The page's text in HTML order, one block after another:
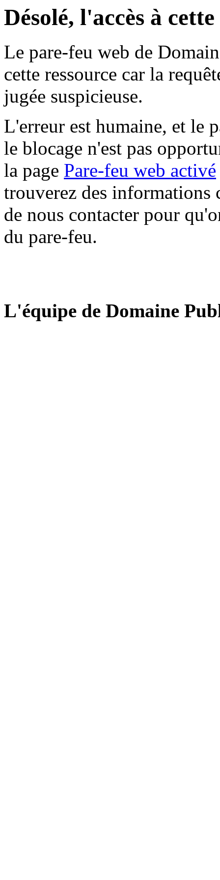
Désolé, l'accès à
Le pare-feu web de
cette ressource car la
jugée suspicieuse.
L'erreur est humaine, et le
le blocage n'est pas
la page Pare-feu web activé
trouverez des informations
de nous contacter pour
du pare-feu.
L'équipe de Domaine